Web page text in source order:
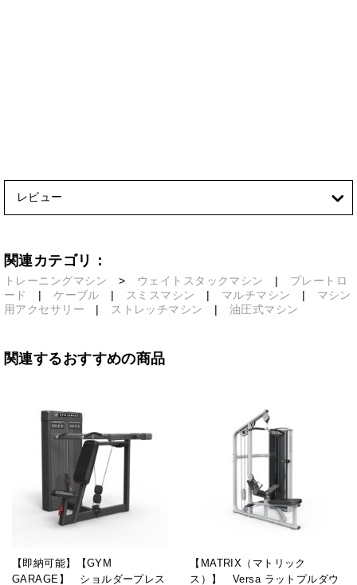
レビュー
関連カテゴリ：
トレーニングマシン > ウェイトスタックマシン | プレートロ
ード
|ケーブル | スミスマシン | マルチマシン | マシン
用アクセサリー | ストレッチマシン | 油圧式マシン
関連するおすすめの商品
【即納可能】【GYM
GARAGE】 ショルダープレス
【MATRIX（マトリック
ス）】 Versa ラットプルダウ